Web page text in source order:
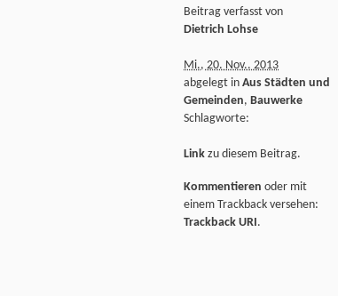
Beitrag verfasst von
Dietrich Lohse
Mi., 20. Nov.. 2013
abgelegt in Aus Städten und
Gemeinden, Bauwerke
Schlagworte:
Link zu diesem Beitrag.
Kommentieren oder mit
einem Trackback versehen:
Trackback URI.